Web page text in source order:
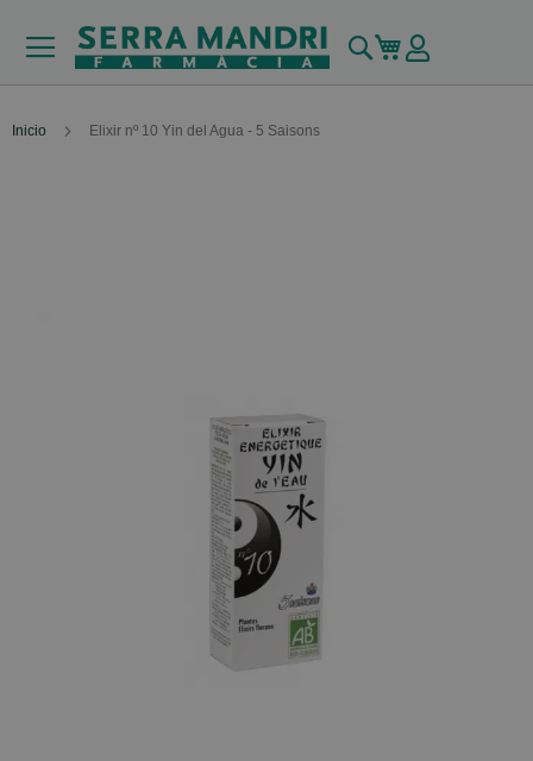
Buscar
Mi carrito
Inicio Elixir nº 10 Yin del Agua - 5 Saisons